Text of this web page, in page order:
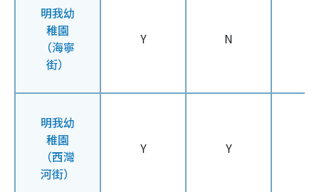
明我幼
稚園
（海寧
街）
Y N
明我幼
稚園
（西灣
河街）
Y Y